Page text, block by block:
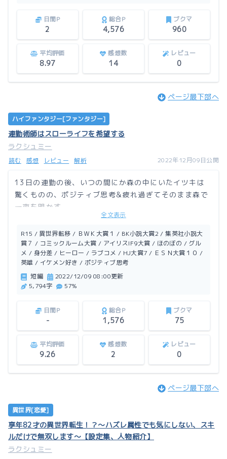
＊短編で投稿した『連勤術師はスローライフを希望す
る』の連載版です。話の大筋は変わってませんが、名
称、人物名などちょこちょこ変更してます。
3話目の前半までは短編の内容で、後半から新しい続き
になります。
日間P
2
総合P
4,576
ブクマ
960
平均評価
8.97
感想数
14
レビュー
0
ページ最下部へ
ハイファンタジー[ファンタジー]
連勤術師はスローライフを希望する
ラクシュミー
読む 感想 レビュー 解析 2022年12月09日公開
13日の連勤の後、いつの間にか森の中にいたイツキは
驚くものの、ポジティブ思考&疲れ過ぎてそのまま森で
一夜を明かす。
目が覚めると、目の前にイケメンさんが。
「はい、いらっしゃいませ」
仕事をし過ぎたイツキの願いはスローライフ。果たして
異世界で生活を満喫できるのか？
＊連載始めました。
全文表示
R15 / 異世界転移 / ＢＷＫ大賞１ / BK小説大賞2 / 集英社小説大
賞７ / コミックルーム大賞 / アイリスIF9大賞 / ほのぼの / グル
メ / 身分差 / ヒーロー / ラブコメ / HJ大賞7 / ＥＳＮ大賞１０ /
英雄 / イケメン好き / ポジティブ思考
短編
2022/12/09 08:00更新
5,794字
57%
日間P
-
総合P
1,576
ブクマ
75
平均評価
9.26
感想数
2
レビュー
0
ページ最下部へ
異世界[恋愛]
享年82才の異世界転生！？〜ハズレ属性でも気にしない、スキ
ルだけで無双します〜【設定集、人物紹介】
ラクシュミー